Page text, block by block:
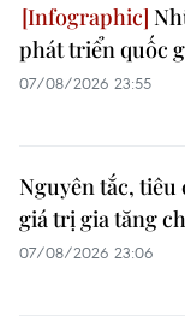
phát triển quốc
07/08/2026 23:55
Nguyên tắc,
giá trị gia tăng
07/08/2026 23:06